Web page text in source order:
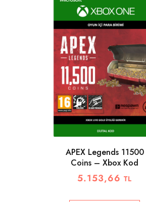
APEX Legends 11500
Coins – Xbox Kod
5.153,66 TL